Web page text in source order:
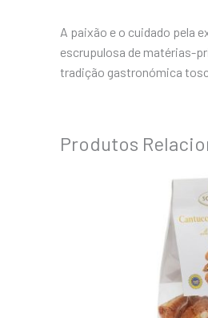
A paixão e o cuidado pela
escrupulosa de matérias-
tradição gastronómica
Produtos